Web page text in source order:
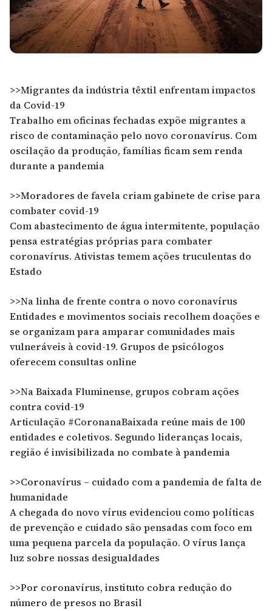
>>Migrantes da indústria têxtil enfrentam impactos
da Covid-19
Trabalho em oficinas fechadas expõe migrantes a
risco de contaminação pelo novo coronavírus. Com
oscilação da produção, famílias ficam sem renda
durante a pandemia
>>Moradores de favela criam gabinete de crise para
combater covid-19
Com abastecimento de água intermitente, população
pensa estratégias próprias para combater
coronavírus. Ativistas temem ações truculentas do
Estado
>>Na linha de frente contra o novo coronavírus
Entidades e movimentos sociais recolhem doações e
se organizam para amparar comunidades mais
vulneráveis à covid-19. Grupos de psicólogos
oferecem consultas online
>>Na Baixada Fluminense, grupos cobram ações
contra covid-19
Articulação #CoronanaBaixada reúne mais de 100
entidades e coletivos. Segundo lideranças locais,
região é invisibilizada no combate à pandemia
>>Coronavírus – cuidado com a pandemia de falta de
humanidade
A chegada do novo vírus evidenciou como políticas
de prevenção e cuidado são pensadas com foco em
uma pequena parcela da população. O vírus lança
luz sobre nossas desigualdades
>>Por coronavírus, instituto cobra redução do
número de presos no Brasil